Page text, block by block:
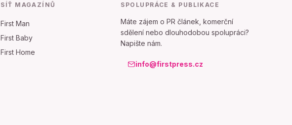
SÍŤ MAGAZÍNŮ
First Man
First Baby
First Home
SPOLUPRÁCE & PUBLIKACE
Máte zájem o PR článek, komerční
sdělení nebo dlouhodobou spolupráci?
Napište nám.
info@firstpress.cz